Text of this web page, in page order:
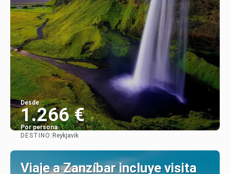
Desde
1.266 €
Por persona
DESTINO: Reykjavik
Viaje a Zanzíbar incluye visita